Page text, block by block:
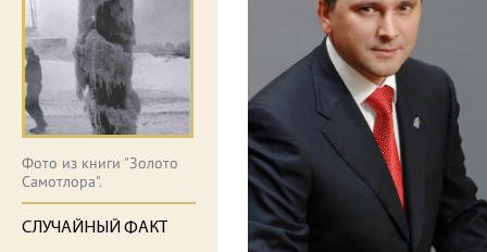
Фото из книги "Золото
Самотлора".
СЛУЧАЙНЫЙ ФАКТ